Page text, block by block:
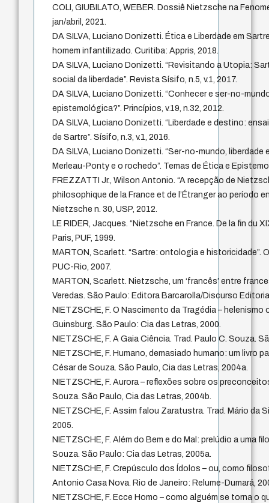
COLI, GIUBILATO, WEBER. Dossiê Nietzsche na
jan/abril, 2021.
DA SILVA, Luciano Donizetti. Ética e Liberdade em
homem infantilizado. Curitiba: Appris, 2018.
DA SILVA, Luciano Donizetti. “Revisitando a Utopia:
social da liberdade”. Revista Sísifo, n.5, v.1, 2017.
DA SILVA, Luciano Donizetti. “Conhecer e ser-no-
epistemológica?”. Princípios, v.19, n.32, 2012.
DA SILVA, Luciano Donizetti. “Liberdade e destino:
de Sartre”. Sísifo, n.3, v.1, 2016.
DA SILVA, Luciano Donizetti. “Ser-no-mundo, liberdade
Merleau-Ponty e o rochedo”. Temas de Ética e
FREZZATTI Jr., Wilson Antonio. “A recepção de
philosophique de la France et de l’Étranger ao período
Nietzsche n. 30, USP, 2012.
LE RIDER, Jacques. “Nietzsche en France. De la fin du
Paris, PUF, 1999.
MARTON, Scarlett. “Sartre: ontologia e historicidade”.
PUC-Rio, 2007.
MARTON, Scarlett. Nietzsche, um ‘francês’ entre
Veredas. São Paulo: Editora Barcarolla/Discurso
NIETZSCHE, F. O Nascimento da Tragédia – helenismo
Guinsburg. São Paulo: Cia das Letras, 2000.
NIETZSCHE, F. A Gaia Ciência. Trad. Paulo C. Souza.
NIETZSCHE, F. Humano, demasiado humano: um livro
César de Souza. São Paulo, Cia das Letras, 2004a.
NIETZSCHE, F. Aurora – reflexões sobre os
Souza. São Paulo, Cia das Letras, 2004b.
NIETZSCHE, F. Assim falou Zaratustra. Trad. Mário da
2005.
NIETZSCHE, F. Além do Bem e do Mal: prelúdio a uma
Souza. São Paulo: Cia das Letras, 2005a.
NIETZSCHE, F. Crepúsculo dos Ídolos – ou, como
Antonio Casa Nova. Rio de Janeiro: Relume-Dumará,
NIETZSCHE, F. Ecce Homo – como alguém se torna o